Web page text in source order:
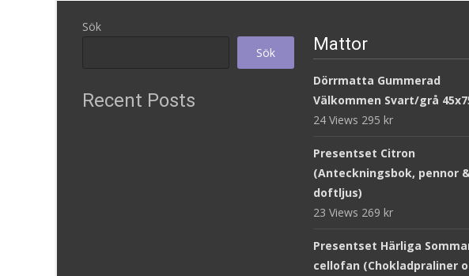
Sök
Sök
Recent Posts
Mattor
Dörrmatta Gummerad
Välkommen Svart/grå
24 Views 295 kr
Presentset Citron
(Anteckningsbok, pennor
doftljus)
23 Views 269 kr
Presentset Härliga
cellofan (Chokladpraliner